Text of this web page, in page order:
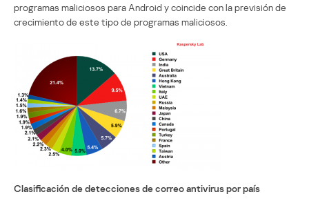
programas maliciosos para Android y coincide con la previsión de
crecimiento de este tipo de programas maliciosos.
Clasificación de detecciones de correo antivirus por país